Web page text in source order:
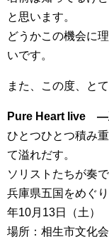
と思います。
どうかこの機会に
いです。
また、この度、と
Pure Heart live ―
ひとつひとつ積み
て溢れだす。
ソリストたちが奏
兵庫県五国をめぐ
年10月13日（土）
場所：相生市文化